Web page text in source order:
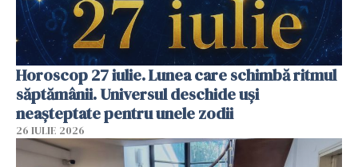
Horoscop 27 iulie. Lunea care schimbă ritmul
săptămânii. Universul deschide uși
neașteptate pentru unele zodii
26 IULIE 2026